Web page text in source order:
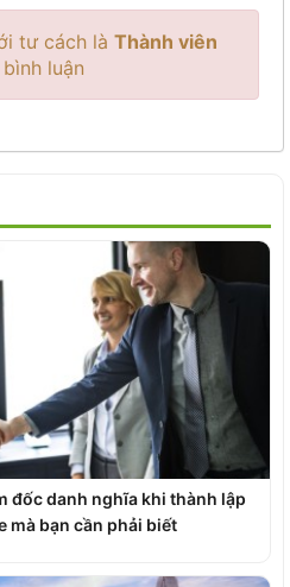
tư cách là Thành viên
luận
đốc danh nghĩa khi thành lập
mà bạn cần phải biết